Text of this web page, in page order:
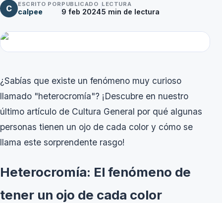
C ESCRITO POR
calpee
PUBLICADO
9 feb 2024
LECTURA
5 min de lectura
¿Sabías que existe un fenómeno muy curioso
llamado "heterocromía"? ¡Descubre en nuestro
último artículo de Cultura General por qué algunas
personas tienen un ojo de cada color y cómo se
llama este sorprendente rasgo!
Heterocromía: El fenómeno de
tener un ojo de cada color